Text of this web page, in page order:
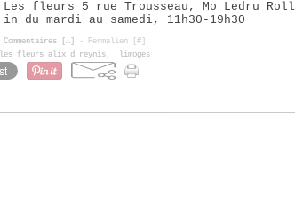
Les fleurs 5 rue Trousseau, Mo Ledru Roll
in du mardi au samedi, 11h30-19h30
Commentaires [ …] - Permalien [ #]
les fleurs alix d reynis, limoges